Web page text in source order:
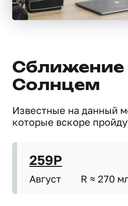
Сближение
Солнцем
Известные на данный
которые вскоре
259P
Август R ≈ 270